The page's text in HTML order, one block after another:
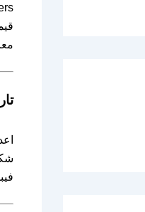
فیبوناچی